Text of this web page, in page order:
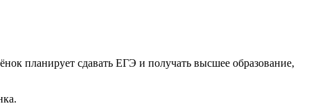
планирует сдавать ЕГЭ и получать высшее образование,